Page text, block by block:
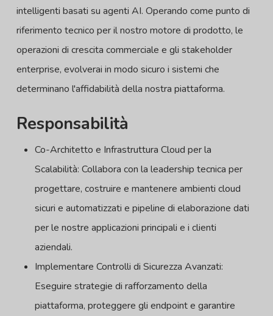
intelligenti basati su agenti AI. Operando come punto di
riferimento tecnico per il nostro motore di prodotto, le
operazioni di crescita commerciale e gli stakeholder
enterprise, evolverai in modo sicuro i sistemi che
determinano l'affidabilità della nostra piattaforma.
Responsabilità
Co-Architetto e Infrastruttura Cloud per la
Scalabilità: Collabora con la leadership tecnica per
progettare, costruire e mantenere ambienti cloud
sicuri e automatizzati e pipeline di elaborazione dati
per le nostre applicazioni principali e i clienti
aziendali.
Implementare Controlli di Sicurezza Avanzati:
Eseguire strategie di rafforzamento della
piattaforma, proteggere gli endpoint e garantire